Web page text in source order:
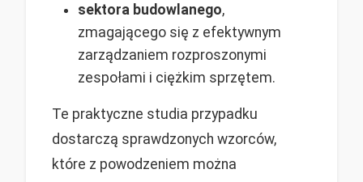
sektora budowlanego,
zmagającego się z efektywnym
zarządzaniem rozproszonymi
zespołami i ciężkim sprzętem.
Te praktyczne studia przypadku
dostarczą sprawdzonych wzorców,
które z powodzeniem można